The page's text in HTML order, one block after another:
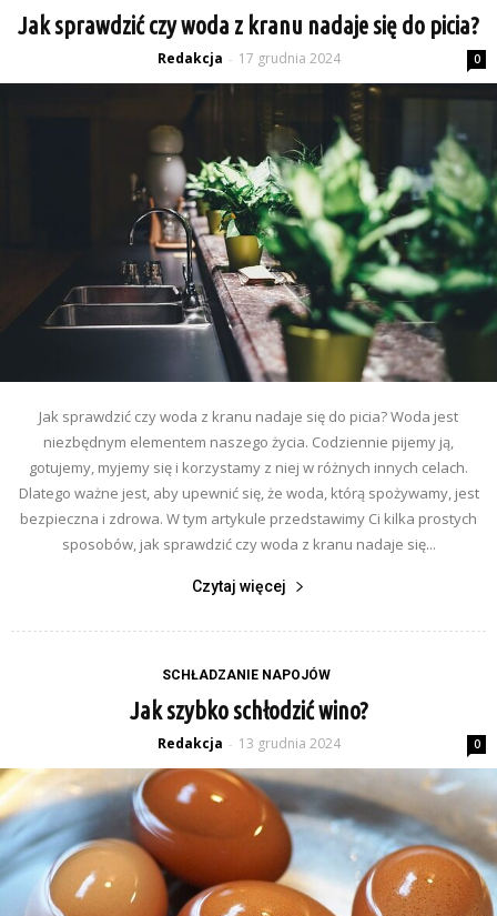
Jak sprawdzić czy woda z kranu nadaje się do picia?
Redakcja - 17 grudnia 2024 0
Jak sprawdzić czy woda z kranu nadaje się do picia? Woda jest
niezbędnym elementem naszego życia. Codziennie pijemy ją,
gotujemy, myjemy się i korzystamy z niej w różnych innych celach.
Dlatego ważne jest, aby upewnić się, że woda, którą spożywamy, jest
bezpieczna i zdrowa. W tym artykule przedstawimy Ci kilka prostych
sposobów, jak sprawdzić czy woda z kranu nadaje się...
Czytaj więcej
SCHŁADZANIE NAPOJÓW
Jak szybko schłodzić wino?
Redakcja - 13 grudnia 2024 0